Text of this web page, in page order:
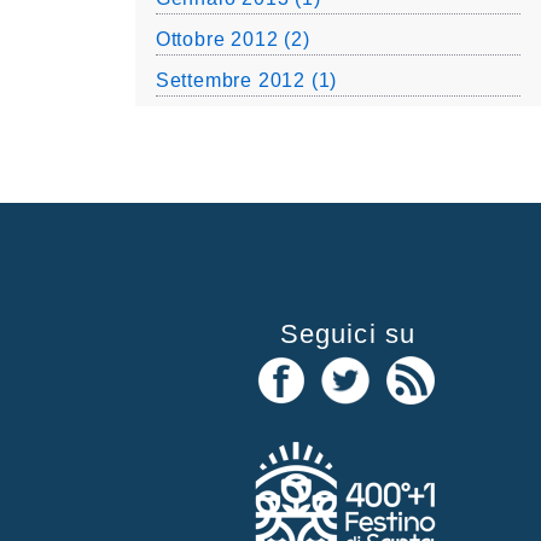
Ottobre 2012 (2)
Settembre 2012 (1)
Seguici su